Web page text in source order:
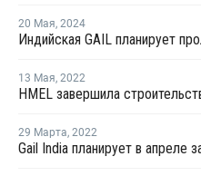
20 Мая, 2024
13 Мая, 2022
HMEL завершила
29 Марта, 2022